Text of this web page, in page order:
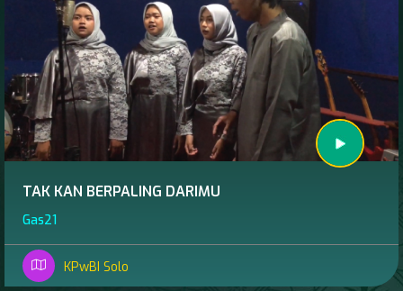
TAK KAN BERPALING DARIMU
Gas21
KPwBI Solo